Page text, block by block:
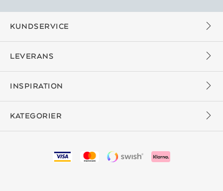
KUNDSERVICE
LEVERANS
INSPIRATION
KATEGORIER